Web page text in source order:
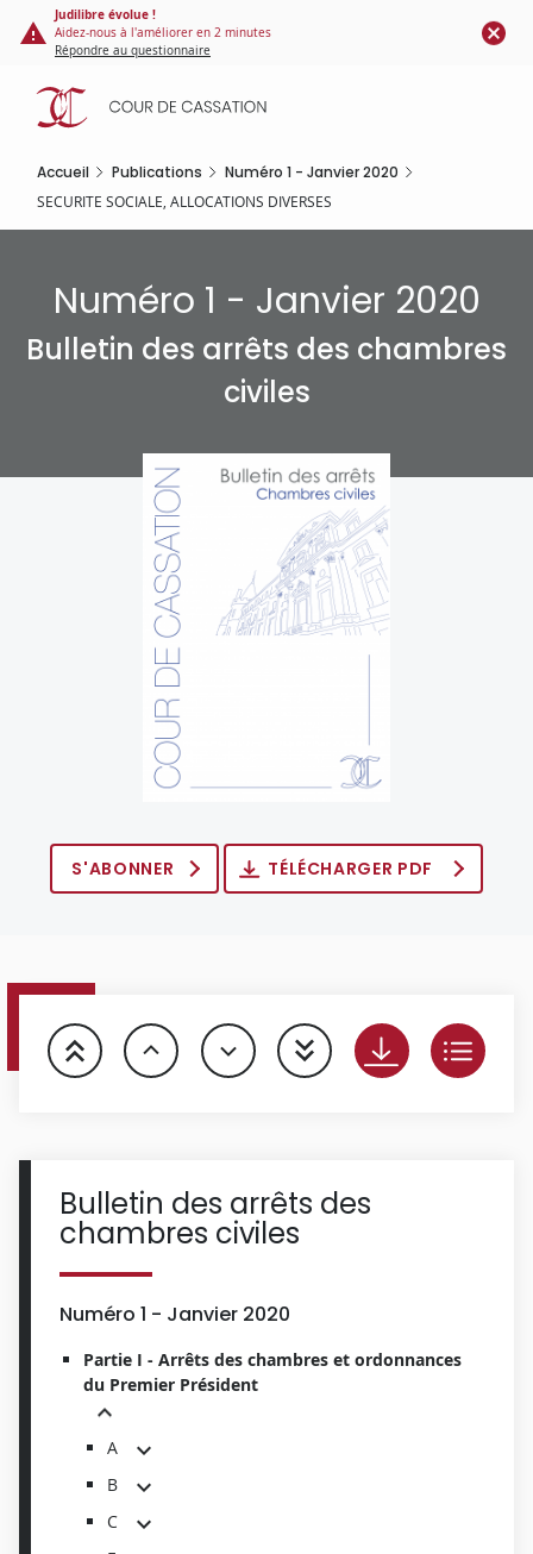
Panneau de gestion des cookies
contenu
principal
Judilibre évolue !
Aidez-nous à l'améliorer en 2 minutes
Répondre au questionnaire
Accueil Publications Numéro 1 - Janvier 2020
SECURITE SOCIALE, ALLOCATIONS DIVERSES
Numéro 1 - Janvier 2020
Bulletin des arrêts des chambres
civiles
S'ABONNER TÉLÉCHARGER PDF
Bulletin des arrêts des
chambres civiles
Numéro 1 - Janvier 2020
Partie I - Arrêts des chambres et ordonnances
du Premier Président
A
B
C